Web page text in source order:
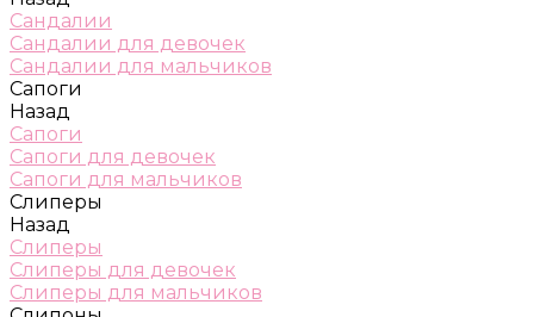
Сандалии
Сандалии для девочек
Сандалии для мальчиков
Сапоги
Назад
Сапоги
Сапоги для девочек
Сапоги для мальчиков
Слиперы
Назад
Слиперы
Слиперы для девочек
Слиперы для мальчиков